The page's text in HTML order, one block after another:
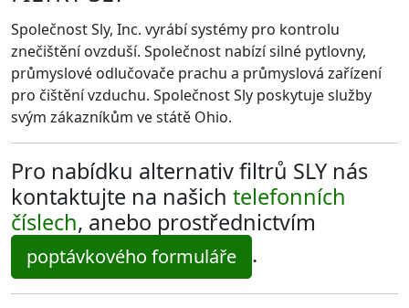
Společnost Sly, Inc. vyrábí systémy pro kontrolu
znečištění ovzduší. Společnost nabízí silné pytlovny,
průmyslové odlučovače prachu a průmyslová zařízení
pro čištění vzduchu. Společnost Sly poskytuje služby
svým zákazníkům ve státě Ohio.
Pro nabídku alternativ filtrů SLY nás
kontaktujte na našich telefonních
číslech, anebo prostřednictvím
poptávkového formuláře .